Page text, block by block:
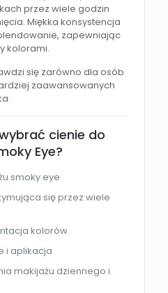
przez wiele godzin
Miękka konsystencja
zapewniając
kolorami.
się zarówno dla osób
zaawansowanych
cienie do
Eye?
smoky eye
się przez wiele
kolorów
i aplikacja
makijażu dziennego i